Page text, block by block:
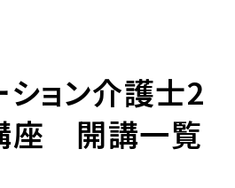
ド
イド
ション介護士2
座 開講一覧